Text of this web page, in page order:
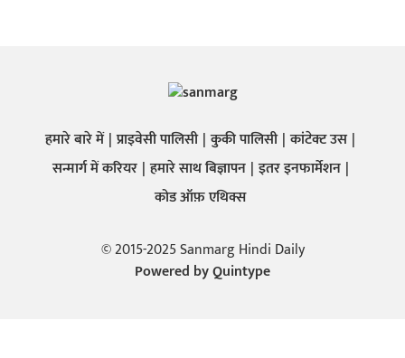
हमारे बारे में प्राइवेसी पालिसी कुकी पालिसी कांटेक्ट उस
सन्मार्ग में करियर हमारे साथ बिज्ञापन इतर इनफार्मेशन
कोड ऑफ़ एथिक्स
© 2015-2025 Sanmarg Hindi Daily
Powered byQuintype